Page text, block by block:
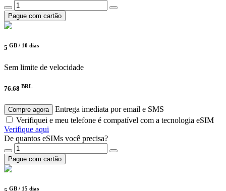
Pague com cartão
5 GB / 10 dias
Sem limite de velocidade
76.68 BRL
Compre agora
Entrega imediata por email e SMS
Verifiquei e meu telefone é compatível com a tecnologia eSIM
Verifique aqui
De quantos eSIMs você precisa?
Pague com cartão
GB / 15 dias